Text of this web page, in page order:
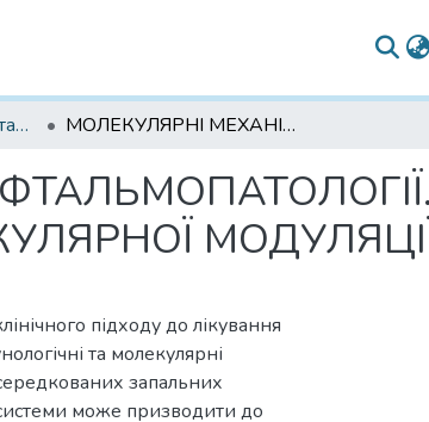
Актуальні питання офтальмології 2022 МОЛЕКУЛЯРНІ МЕХАНІЗМИ РАЗВИТКУ ОФТАЛЬМОПАТОЛОГІЇ. ВІД ІМУНОТЕРАПІЇ ДО ТАРГЕТНОЇ МОЛЕКУЛЯРНОЇ МОДУЛЯЦІЇ
підходу до лікування
та молекулярні
запальних
може призводити до